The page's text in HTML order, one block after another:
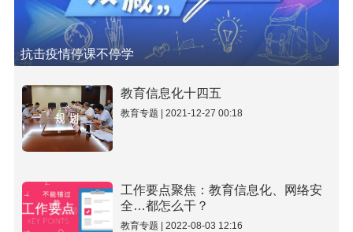
抗击疫情停课不停学
教育信息化十四五
教育专题 | 2021-12-27 00:18
工作要点聚焦：教育信息化、网络安
全…都怎么干？
教育专题 | 2022-08-03 12:16